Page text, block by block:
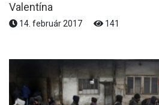
Valentína
14. február 2017 141